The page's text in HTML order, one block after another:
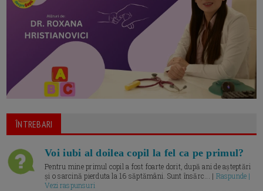
ÎNTREBARI
Voi iubi al doilea copil la fel ca pe primul?
Pentru mine primul copil a fost foarte dorit, după ani de așteptări
și o sarcină pierduta la 16 săptămâni. Sunt însărc... | Raspunde |
Vezi raspunsuri